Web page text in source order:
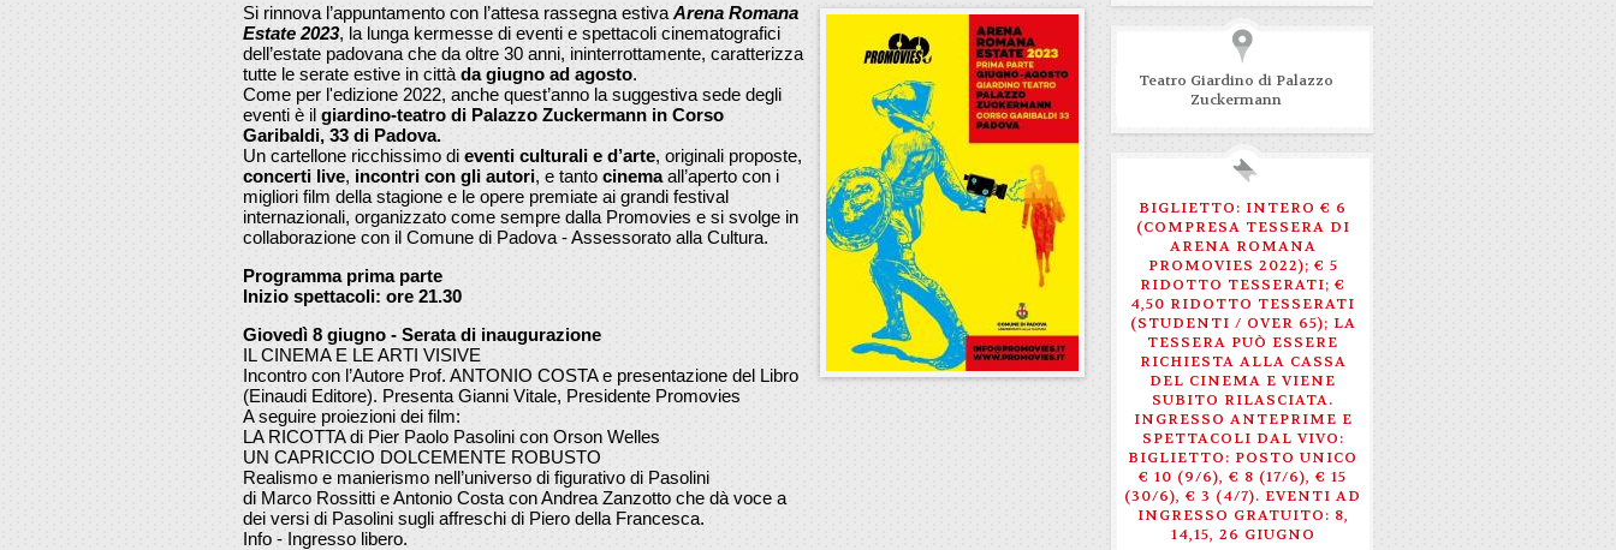
Si rinnova l’appuntamento con l’attesa rassegna estiva Arena Romana
Estate 2023, la lunga kermesse di eventi e spettacoli cinematografici
dell’estate padovana che da oltre 30 anni, ininterrottamente, caratterizza
tutte le serate estive in città da giugno ad agosto.
Come per l'edizione 2022, anche quest’anno la suggestiva sede degli
eventi è il giardino-teatro di Palazzo Zuckermann in Corso
Garibaldi, 33 di Padova.
Un cartellone ricchissimo di eventi culturali e d’arte, originali proposte,
concerti live, incontri con gli autori, e tanto cinemaall’aperto con i
migliori film della stagione e le opere premiate ai grandi festival
internazionali, organizzato come sempre dalla Promovies e si svolge in
collaborazione con il Comune di Padova - Assessorato alla Cultura.
Programma prima parte
Inizio spettacoli: ore 21.30
Giovedì 8 giugno - Serata di inaugurazione
IL CINEMA E LE ARTI VISIVE
Incontro con l’Autore Prof. ANTONIO COSTA e presentazione del Libro
(Einaudi Editore). Presenta Gianni Vitale, Presidente Promovies
A seguire proiezioni dei film:
LA RICOTTA di Pier Paolo Pasolini con Orson Welles
UN CAPRICCIO DOLCEMENTE ROBUSTO
Realismo e manierismo nell’universo di figurativo di Pasolini
di Marco Rossitti e Antonio Costa con Andrea Zanzotto che dà voce a
dei versi di Pasolini sugli affreschi di Piero della Francesca.
Info - Ingresso libero.
Teatro Giardino di Palazzo
Zuckermann
BIGLIETTO: INTERO € 6
(COMPRESA TESSERA DI
ARENA ROMANA
PROMOVIES 2022); € 5
RIDOTTO TESSERATI; €
4,50 RIDOTTO TESSERATI
(STUDENTI / OVER 65); LA
TESSERA PUÒ ESSERE
RICHIESTA ALLA CASSA
DEL CINEMA E VIENE
SUBITO RILASCIATA.
INGRESSO ANTEPRIME E
SPETTACOLI DAL VIVO:
BIGLIETTO: POSTO UNICO
€ 10 (9/6), € 8 (17/6), € 15
(30/6), € 3 (4/7). EVENTI AD
INGRESSO GRATUITO: 8,
14,15, 26 GIUGNO